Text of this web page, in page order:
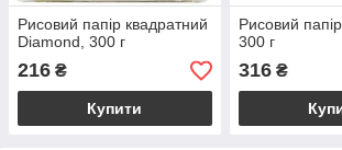
Рисовий папір квадратний
Diamond, 300 г
216 ₴
Купити
Рисовий
300 г
316₴